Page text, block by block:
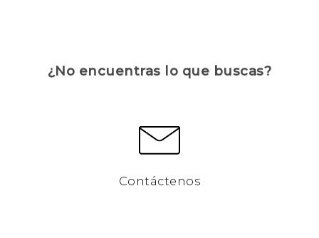
¿No encuentras lo que buscas?
Contáctenos